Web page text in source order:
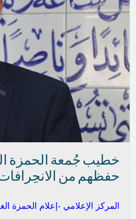
خطيب جُمعة الحمزة
حفظهم من الانحِرافات
المركز الإعلامي -إعلام الحمزة